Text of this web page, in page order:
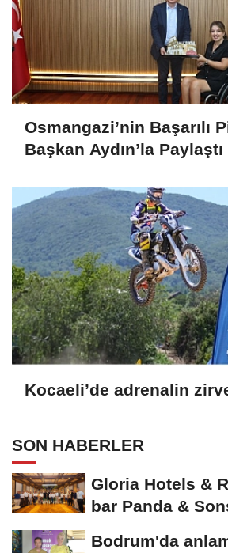
Osmangazi’nin Başarılı
Başkan Aydın’la Paylaştı
Kocaeli’de adrenalin
SON HABERLER
Gloria Hotels &
bar Panda &
Bodrum'da